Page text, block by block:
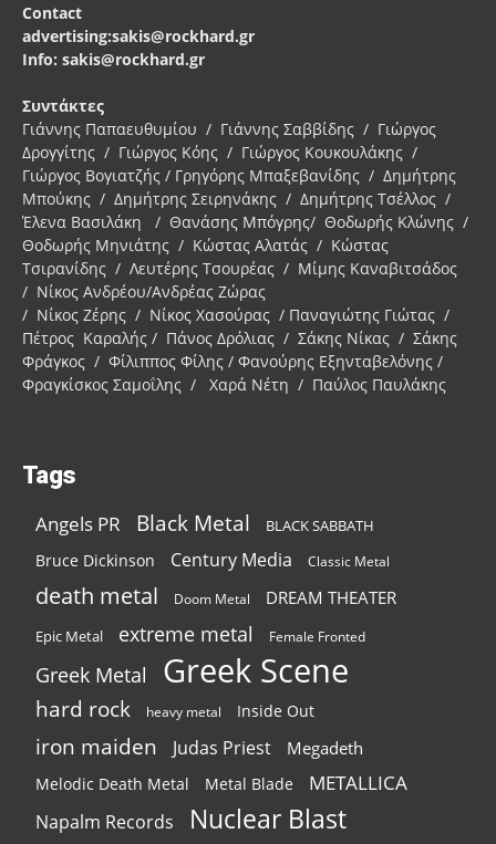
Contact
advertising:sakis@rockhard.gr
Info: sakis@rockhard.gr
Συντάκτες
Γιάννης Παπαευθυμίου / Γιάννης Σαββίδης / Γιώργος
Δρογγίτης / Γιώργος Κόης / Γιώργος Κουκουλάκης /
Γιώργος Βογιατζής / Γρηγόρης Μπαξεβανίδης / Δημήτρης
Μπούκης / Δημήτρης Σειρηνάκης / Δημήτρης Τσέλλος /
Έλενα Βασιλάκη / Θανάσης Μπόγρης/ Θοδωρής Κλώνης /
Θοδωρής Μηνιάτης / Κώστας Αλατάς / Κώστας
Τσιρανίδης / Λευτέρης Τσουρέας / Μίμης Καναβιτσάδος
/ Νίκος Ανδρέου/Ανδρέας Ζώρας
/ Νίκος Ζέρης / Νίκος Χασούρας / Παναγιώτης Γιώτας /
Πέτρος Καραλής / Πάνος Δρόλιας / Σάκης Νίκας / Σάκης
Φράγκος / Φίλιππος Φίλης / Φανούρης Εξηνταβελόνης /
Φραγκίσκος Σαμοΐλης / Χαρά Νέτη / Παύλος Παυλάκης
Tags
Angels PR Black Metal BLACK SABBATH
Bruce Dickinson Century Media Classic Metal
death metal Doom Metal DREAM THEATER
Epic Metal extreme metal Female Fronted
Greek Metal Greek Scene
hard rock heavy metal Inside Out
iron maiden Judas Priest Megadeth
Melodic Death Metal Metal Blade METALLICA
Napalm Records Nuclear Blast